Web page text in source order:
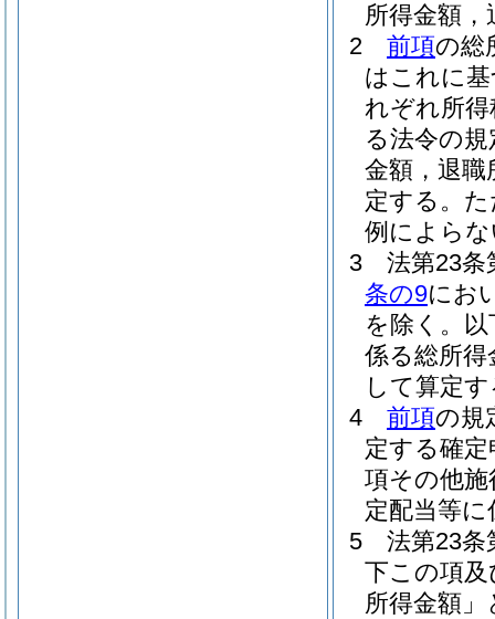
所得金額
2
前項の総
はこれに
れぞれ所得
る法令の
金額，退
定する。 た
例によら
3
法第23条
条の9にお
を除く。
係る総所得
して算定
4
前項の規
定する確
項その他
定配当等
5
法第23条
下この項及
所得金額